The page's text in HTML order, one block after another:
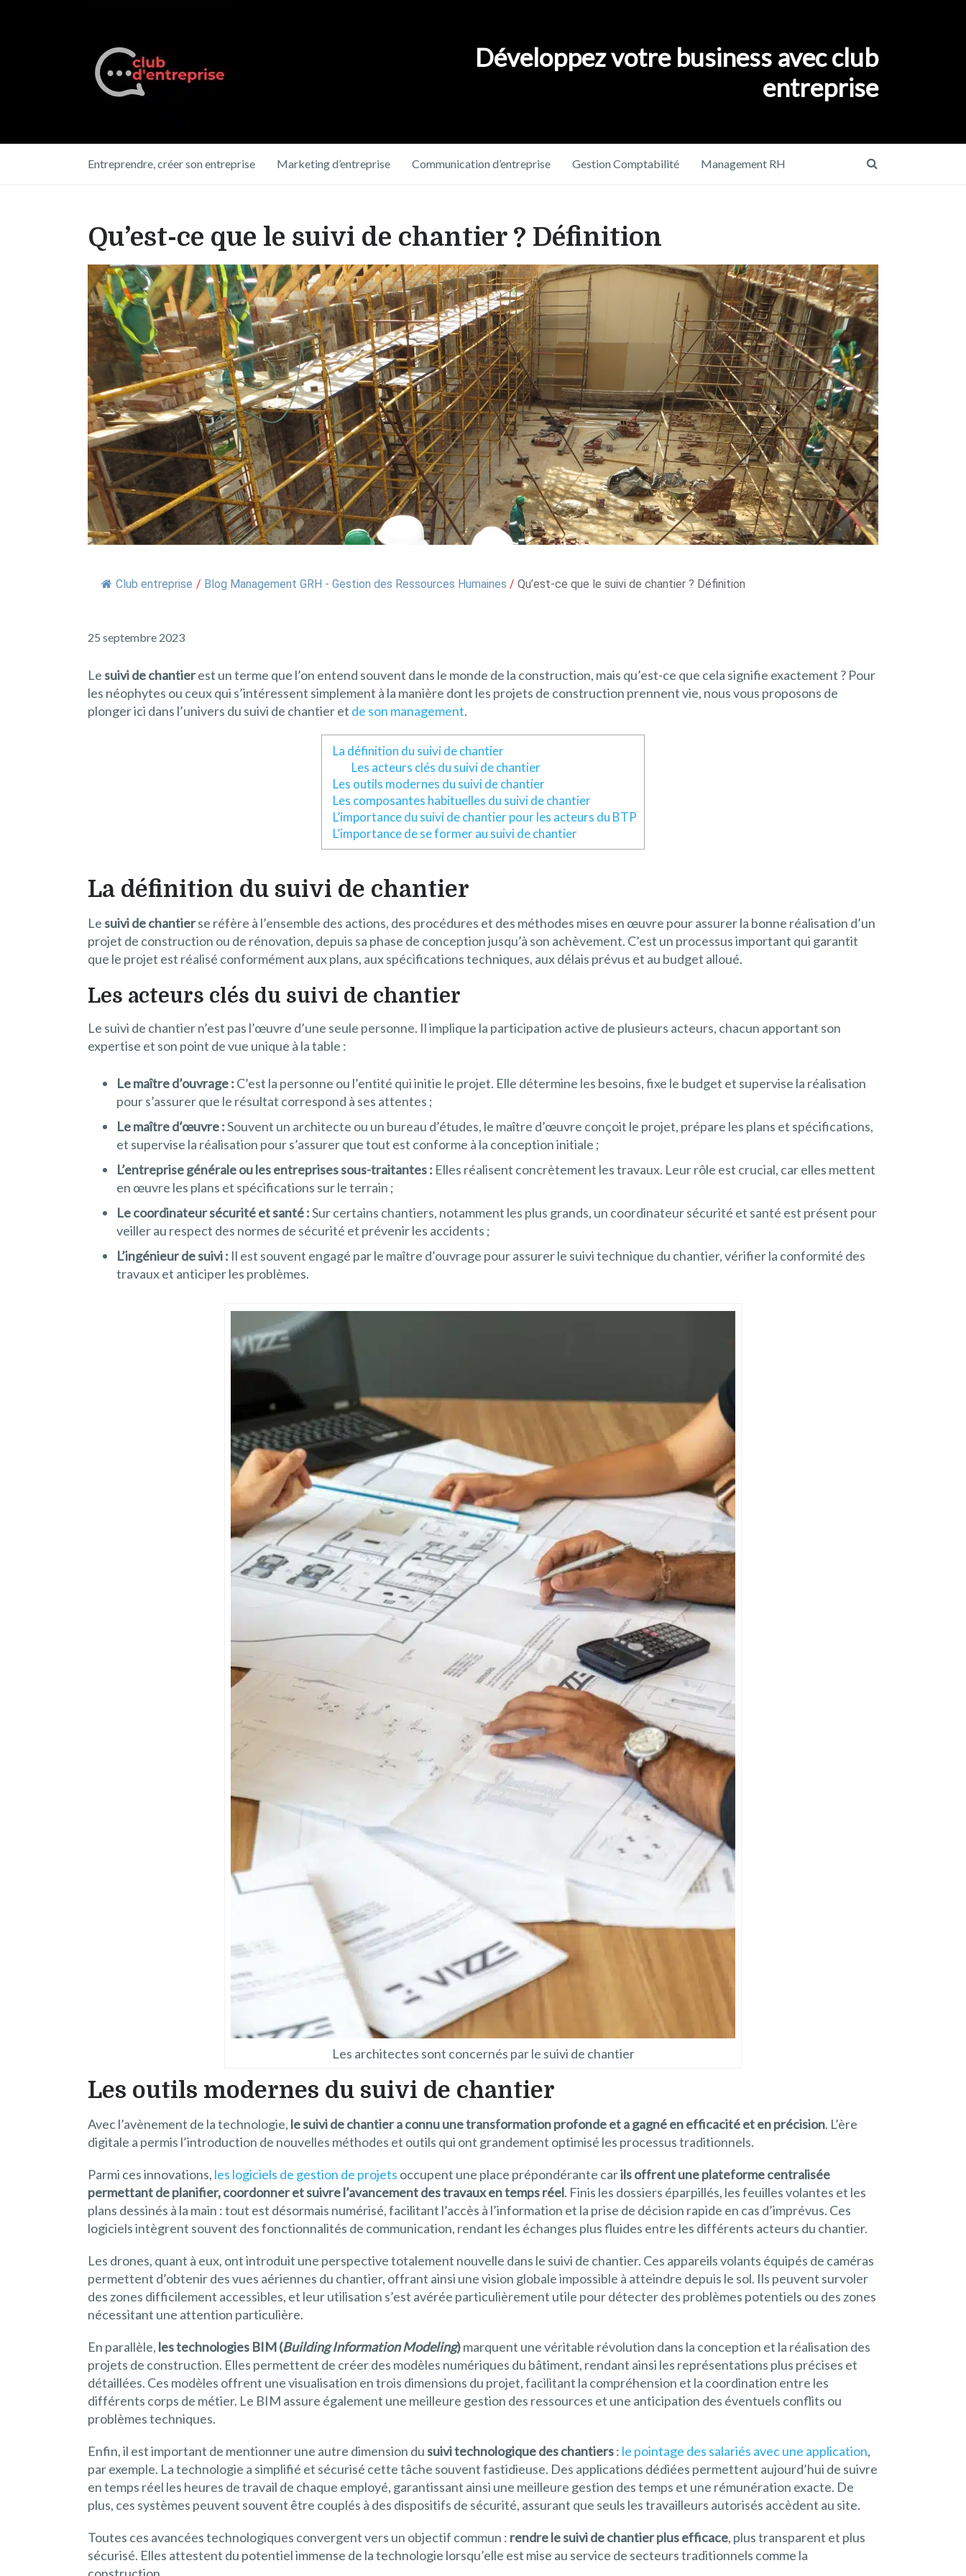
Développez votre business avec club
entreprise
Entreprendre, créer son entreprise Marketing d’entreprise Communication d’entreprise Gestion Comptabilité Management RH
Qu’est-ce que le suivi de chantier ? Définition
Club entreprise / Blog Management GRH - Gestion des Ressources Humaines / Qu’est-ce que le suivi de chantier ? Définition
25 septembre 2023
Lesuivi de chantierest un terme que l’on entend souvent dans le monde de la construction, mais qu’est-ce que cela signifie exactement ? Pour
les néophytes ou ceux qui s’intéressent simplement à la manière dont les projets de construction prennent vie, nous vous proposons de
plonger ici dans l’univers du suivi de chantier et de son management.
La définition du suivi de chantier
Les acteurs clés du suivi de chantier
Les outils modernes du suivi de chantier
Les composantes habituelles du suivi de chantier
L’importance du suivi de chantier pour les acteurs du BTP
L’importance de se former au suivi de chantier
La définition du suivi de chantier
Lesuivi de chantierse réfère à l’ensemble des actions, des procédures et des méthodes mises en œuvre pour assurer la bonne réalisation d’un
projet de construction ou de rénovation, depuis sa phase de conception jusqu’à son achèvement. C’est un processus important qui garantit
que le projet est réalisé conformément aux plans, aux spécifications techniques, aux délais prévus et au budget alloué.
Les acteurs clés du suivi de chantier
Le suivi de chantier n’est pas l’œuvre d’une seule personne. Il implique la participation active de plusieurs acteurs, chacun apportant son
expertise et son point de vue unique à la table :
Le maître d’ouvrage : C’est la personne ou l’entité qui initie le projet. Elle détermine les besoins, fixe le budget et supervise la réalisation
pour s’assurer que le résultat correspond à ses attentes ;
Le maître d’œuvre :Souvent un architecte ou un bureau d’études, le maître d’œuvre conçoit le projet, prépare les plans et spécifications,
et supervise la réalisation pour s’assurer que tout est conforme à la conception initiale ;
L’entreprise générale ou les entreprises sous-traitantes : Elles réalisent concrètement les travaux. Leur rôle est crucial, car elles mettent
en œuvre les plans et spécifications sur le terrain ;
Le coordinateur sécurité et santé :Sur certains chantiers, notamment les plus grands, un coordinateur sécurité et santé est présent pour
veiller au respect des normes de sécurité et prévenir les accidents ;
L’ingénieur de suivi : Il est souvent engagé par le maître d’ouvrage pour assurer le suivi technique du chantier, vérifier la conformité des
travaux et anticiper les problèmes.
Les architectes sont concernés par le suivi de chantier
Les outils modernes du suivi de chantier
Avec l’avènement de la technologie, le suivi de chantier a connu une transformation profonde et a gagné en efficacité et en précision. L’ère
digitale a permis l’introduction de nouvelles méthodes et outils qui ont grandement optimisé les processus traditionnels.
Parmi ces innovations, les logiciels de gestion de projets occupent une place prépondérante carils offrent une plateforme centralisée
permettant de planifier, coordonner et suivre l’avancement des travaux en temps réel. Finis les dossiers éparpillés, les feuilles volantes et les
plans dessinés à la main : tout est désormais numérisé, facilitant l’accès à l’information et la prise de décision rapide en cas d’imprévus. Ces
logiciels intègrent souvent des fonctionnalités de communication, rendant les échanges plus fluides entre les différents acteurs du chantier.
Les drones, quant à eux, ont introduit une perspective totalement nouvelle dans le suivi de chantier. Ces appareils volants équipés de caméras
permettent d’obtenir des vues aériennes du chantier, offrant ainsi une vision globale impossible à atteindre depuis le sol. Ils peuvent survoler
des zones difficilement accessibles, et leur utilisation s’est avérée particulièrement utile pour détecter des problèmes potentiels ou des zones
nécessitant une attention particulière.
En parallèle, les technologies BIM (Building Information Modeling)marquent une véritable révolution dans la conception et la réalisation des
projets de construction. Elles permettent de créer des modèles numériques du bâtiment, rendant ainsi les représentations plus précises et
détaillées. Ces modèles offrent une visualisation en trois dimensions du projet, facilitant la compréhension et la coordination entre les
différents corps de métier. Le BIM assure également une meilleure gestion des ressources et une anticipation des éventuels conflits ou
problèmes techniques.
Enfin, il est important de mentionner une autre dimension dusuivi technologique des chantiers: le pointage des salariés avec une application,
par exemple. La technologie a simplifié et sécurisé cette tâche souvent fastidieuse. Des applications dédiées permettent aujourd’hui de suivre
en temps réel les heures de travail de chaque employé, garantissant ainsi une meilleure gestion des temps et une rémunération exacte. De
plus, ces systèmes peuvent souvent être couplés à des dispositifs de sécurité, assurant que seuls les travailleurs autorisés accèdent au site.
Toutes ces avancées technologiques convergent vers un objectif commun : rendre le suivi de chantier plus efficace, plus transparent et plus
sécurisé. Elles attestent du potentiel immense de la technologie lorsqu’elle est mise au service de secteurs traditionnels comme la